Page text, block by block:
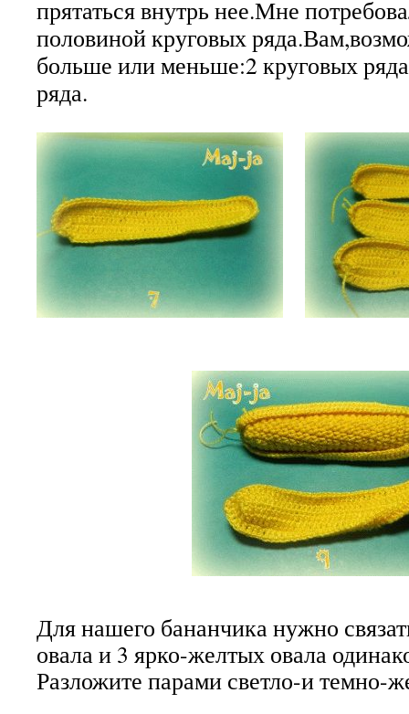
прятаться внутрь нее.Мне
половиной круговых
больше или меньше:2 круговых
ряда.
Для нашего бананчика нужно
овала и 3 ярко-желтых овала
Разложите парами светло-и темно-